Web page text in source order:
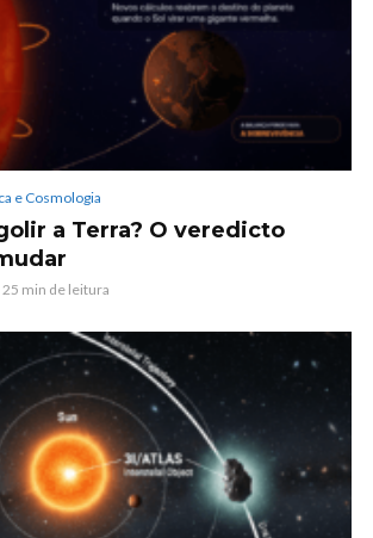
e Cosmologia
a Terra? O veredicto
25 min de leitura